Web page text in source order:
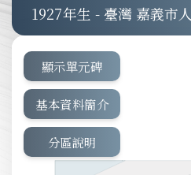
1927 - 臺灣 嘉義市人
顯示單元碑
基本資料簡介
分區說明